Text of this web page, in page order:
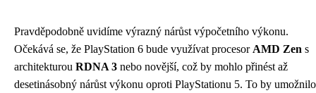
Pravděpodobně uvidíme výrazný nárůst výpočetního výkonu.
Očekává se, že PlayStation 6 bude využívat procesor AMD Zen s
architekturou RDNA 3 nebo novější, což by mohlo přinést až
desetinásobný nárůst výkonu oproti PlayStationu 5. To by umožnilo